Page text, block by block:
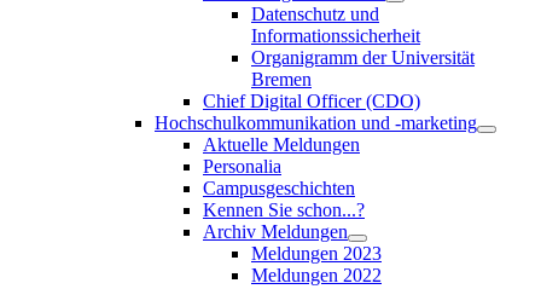
Datenschutz und
Informationssicherheit
Organigramm der Universität
Bremen
Chief Digital Officer (CDO)
Hochschulkommunikation und -marketing
Aktuelle Meldungen
Personalia
Campusgeschichten
Kennen Sie schon...?
Archiv Meldungen
Meldungen 2023
Meldungen 2022